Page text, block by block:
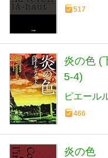
517
炎の色 (
5-4)
ピエール
466
炎の色